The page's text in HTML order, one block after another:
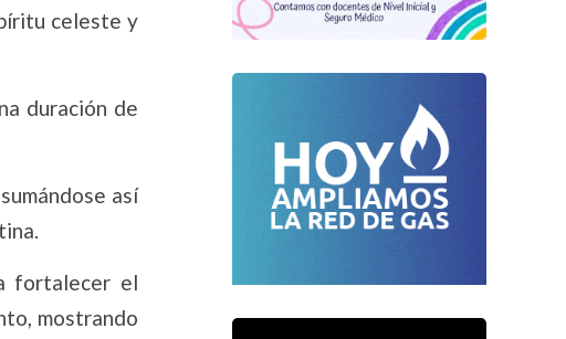
celeste y
duración de
así
fortalecer el
mostrando